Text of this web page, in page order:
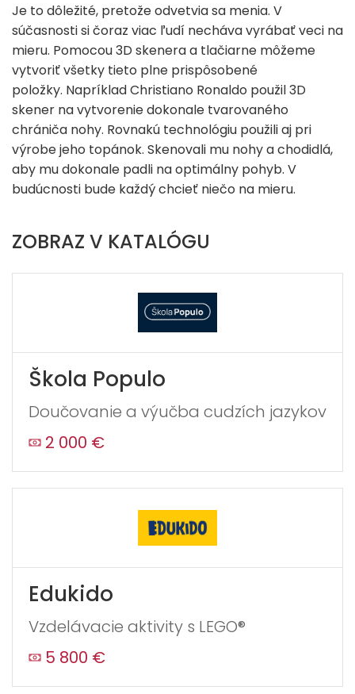
Je to dôležité, pretože odvetvia sa menia. V
súčasnosti si čoraz viac ľudí necháva vyrábať veci na
mieru. Pomocou 3D skenera a tlačiarne môžeme
vytvoriť všetky tieto plne prispôsobené
položky. Napríklad Christiano Ronaldo použil 3D
skener na vytvorenie dokonale tvarovaného
chrániča nohy. Rovnakú technológiu použili aj pri
výrobe jeho topánok. Skenovali mu nohy a chodidlá,
aby mu dokonale padli na optimálny pohyb. V
budúcnosti bude každý chcieť niečo na mieru.
ZOBRAZ V KATALÓGU
Škola Populo
Doučovanie a výučba cudzích jazykov
2 000 €
Edukido
Vzdelávacie aktivity s LEGO®
5 800 €